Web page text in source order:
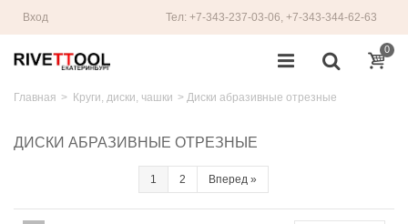
Вход Тел: +7-343-237-03-06, +7-343-344-62-63
0
Главная > Круги, диски, чашки > Диски абразивные отрезные
ДИСКИ АБРАЗИВНЫЕ ОТРЕЗНЫЕ
1 2 Вперед »